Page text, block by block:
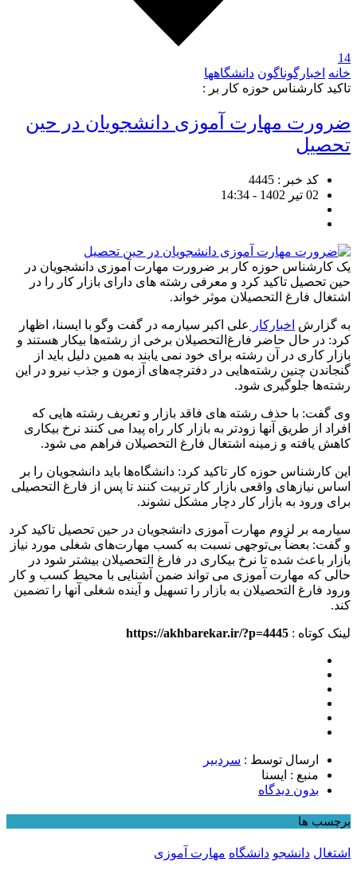
14
خانه اخبارگوناگون دانشگاهها
تاکید کارشناس حوزه کار بر :
ضرورت مهارت آموزی دانشجویان در حین
تحصیل
کد خبر : 4445
02 تیر 1402 - 14:34
یک کارشناس حوزه کار بر ضرورت مهارت آموزی دانشجویان در
حین تحصیل تاکید کرد و معرفی رشته های دارای بازار کار را در
اشتغال فارغ التحصیلان موثر خواند.
به گزارش اخبارکار
علی اکبر سیارمه در گفت وگو با ایسنا، اظهار
کرد: در حال حاضر فارغ‌التحصیلان برخی از رشته‌ها بیکار هستند و
بازار کاری در آن رشته برای خود نمی یابند به همین دلیل باید از
گنجاندن چنین رشته‌هایی در دفترچه‌های آزمون و جذب نیرو در این
رشته‌ها جلوگیری شود.
وی گفت: با حذف رشته های فاقد بازار و تعریف رشته هایی که
افراد از طریق آنها زودتر به بازار کار راه پیدا می کنند نرخ بیکاری
کاهش یافته و زمینه اشتغال فارغ التحصیلان فراهم می شود.
این کارشناس حوزه کار تاکید کرد: دانشگاه‌ها باید دانشجویان را بر
اساس نیازهای واقعی بازار کار تربیت کنند تا پس از فارغ‌ التحصیلی
برای ورود به بازار کار دچار مشکل نشوند.
سیارمه بر لزوم مهارت آموزی دانشجویان در حین تحصیل تاکید کرد
و گفت: بعضاً بی‌توجهی نسبت به کسب مهارت‌های شغلی مورد نیاز
بازار باعث شده تا نرخ بیکاری در فارغ التحصیلان بیشتر شود در
حالی که مهارت آموزی می تواند ضمن آشنایی با محیط کسب و کار
ورود فارغ التحصیلان به بازار را تسهیل و آینده شغلی آنها را تضمین
کند.
لینک کوتاه : https://akhbarekar.ir/?p=4445
ارسال توسط : سردبیر
منبع : ایسنا
بدون دیدگاه
برچسب ها
اشتغال دانشجو دانشگاه مهارت آموزی